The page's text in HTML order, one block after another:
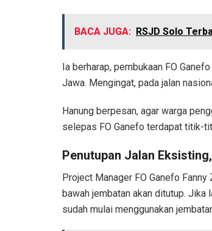
BACA JUGA: RSJD Solo
Ia berharap, pembukaan FO
Jawa. Mengingat, pada jalan
Hanung berpesan, agar warga
selepas FO Ganefo terdapat titik-
Penutupan Jalan
Project Manager FO Ganefo
bawah jembatan akan ditutup. Jika
sudah mulai menggunakan